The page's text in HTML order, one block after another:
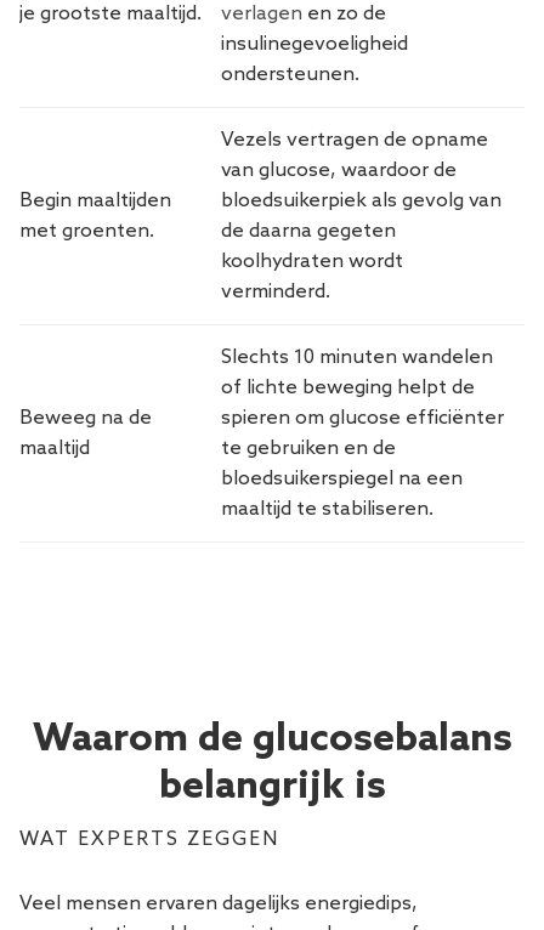
je grootste maaltijd.
verlagen en zo de
insulinegevoeligheid
ondersteunen.
Begin maaltijden
met groenten.
Vezels vertragen de opname
van glucose, waardoor de
bloedsuikerpiek als gevolg van
de daarna gegeten
koolhydraten wordt
verminderd.
Beweeg na de
maaltijd
Slechts 10 minuten wandelen
of lichte beweging helpt de
spieren om glucose efficiënter
te gebruiken en de
bloedsuikerspiegel na een
maaltijd te stabiliseren.
Waarom de glucosebalans
belangrijk is
WAT EXPERTS ZEGGEN
Veel mensen ervaren dagelijks energiedips,